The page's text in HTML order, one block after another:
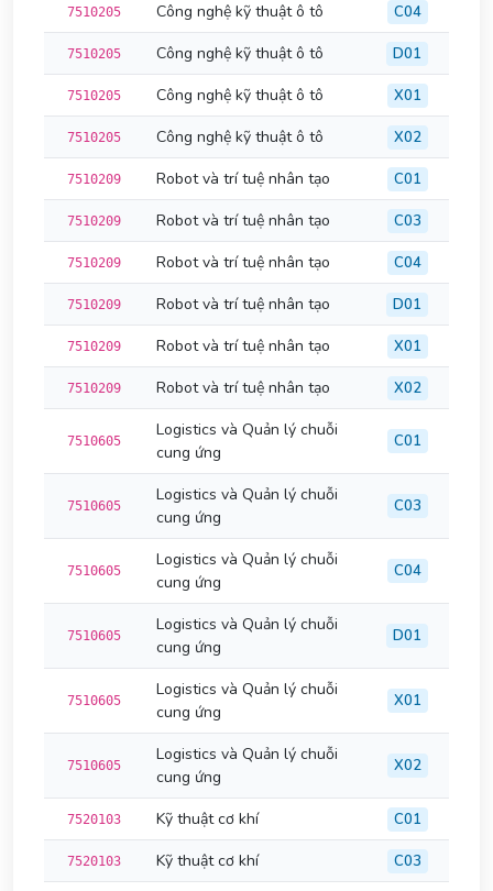
7510205 Công nghệ kỹ thuật ô tô C04
7510205 Công nghệ kỹ thuật ô tô D01
7510205 Công nghệ kỹ thuật ô tô X01
7510205 Công nghệ kỹ thuật ô tô X02
7510209 Robot và trí tuệ nhân tạo C01
7510209 Robot và trí tuệ nhân tạo C03
7510209 Robot và trí tuệ nhân tạo C04
7510209 Robot và trí tuệ nhân tạo D01
7510209 Robot và trí tuệ nhân tạo X01
7510209 Robot và trí tuệ nhân tạo X02
7510605
Logistics và Quản lý chuỗi
cung ứng
C01
7510605
Logistics và Quản lý chuỗi
cung ứng
C03
7510605
Logistics và Quản lý chuỗi
cung ứng
C04
7510605
Logistics và Quản lý chuỗi
cung ứng
D01
7510605
Logistics và Quản lý chuỗi
cung ứng
X01
7510605
Logistics và Quản lý chuỗi
cung ứng
X02
7520103 Kỹ thuật cơ khí C01
7520103 Kỹ thuật cơ khí C03